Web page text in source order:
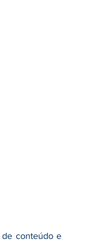
de conteúdo e